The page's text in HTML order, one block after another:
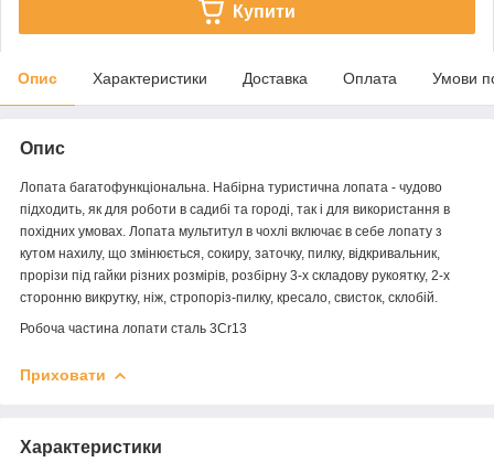
Купити
Опис Характеристики Доставка Оплата Умови
Опис
Лопата багатофункціональна. Набірна туристична лопата - чудово
підходить, як для роботи в садибі та городі, так і для використання в
похідних умовах. Лопата мультитул в чохлі включає в себе лопату з
кутом нахилу, що змінюється, сокиру, заточку, пилку, відкривальник,
прорізи під гайки різних розмірів, розбірну 3-х складову рукоятку, 2-х
сторонню викрутку, ніж, стропоріз-пилку, кресало, свисток, склобій.
Робоча частина лопати сталь 3Cr13
Приховати
Характеристики